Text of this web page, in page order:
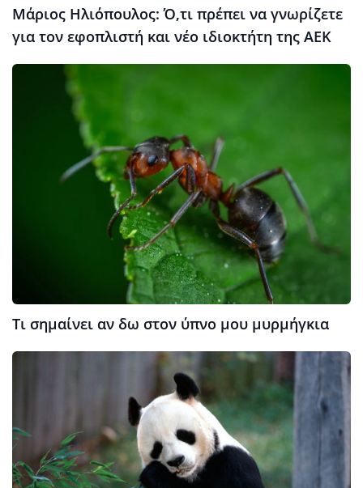
Μάριος Ηλιόπουλος: Ό,τι πρέπει να γνωρίζετε
για τον εφοπλιστή και νέο ιδιοκτήτη της ΑΕΚ
Τι σημαίνει αν δω στον ύπνο μου μυρμήγκια